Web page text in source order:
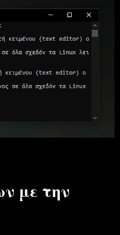
με την